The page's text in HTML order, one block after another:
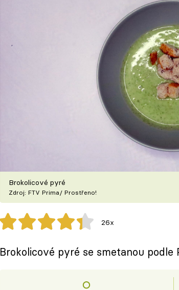
Brokolicové pyré
Zdroj: FTV Prima/ Prostřeno!
26x
Brokolicové pyré se smetanou podle